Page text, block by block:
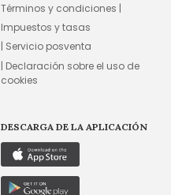
Términos y condiciones |
Impuestos y tasas
| Servicio posventa
| Declaración sobre el uso de
cookies
DESCARGA DE LA APLICACIÓN